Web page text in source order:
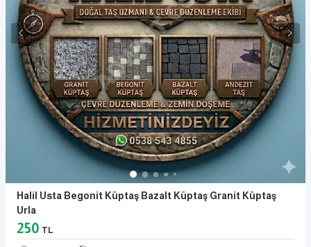
Halil Usta Begonit Küptaş Bazalt Küptaş Granit Küptaş
Urla
250 TL